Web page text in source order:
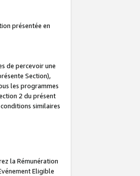
présentée en
de percevoir une
Section),
les programmes
2 du présent
similaires
la Rémunération
Eligible